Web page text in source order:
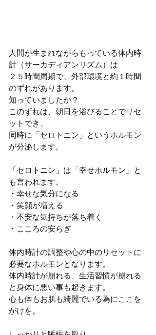
人間が生まれながらもっている体内時
計（サーカディアンリズム）は
２５時間周期で、外部環境と約１時間
のずれがあります。
知っていましたか？
このずれは、朝日を浴びることでリセ
ットでき、
同時に「セロトニン」というホルモン
が分泌します。
「セロトニン」は「幸せホルモン」と
も言われます。
・幸せな気分になる
・笑顔が増える
・不安な気持ちが落ち着く
・こころの安らぎ
体内時計の調整や心の中のリセットに
必要なホルモンとなります。
体内時計が崩れる、生活習慣が崩れる
と身体に悪い事も起きます。
心も体もお肌も綺麗でいる為にここを
がけを。